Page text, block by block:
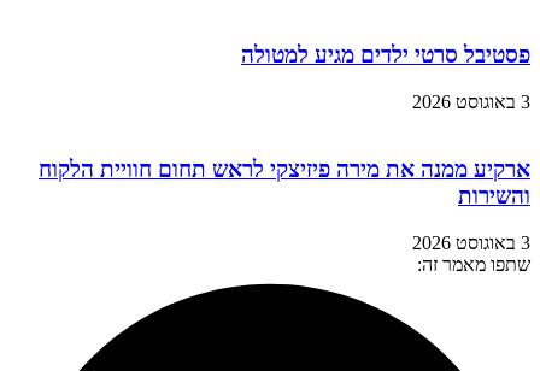
פסטיבל סרטי ילדים מגיע למטולה
3 באוגוסט 2026
ארקיע ממנה את מירה פיזיצקי לראש תחום חוויית הלקוח
והשירות
3 באוגוסט 2026
שתפו מאמר זה: